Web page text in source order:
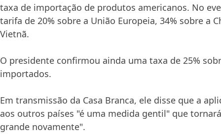
taxa de importação de produtos americanos. No
tarifa de 20% sobre a União Europeia, 34% sobre a
Vietnã.
O presidente confirmou ainda uma taxa de 25%
importados.
Em transmissão da Casa Branca, ele disse que a
aos outros países "é uma medida gentil" que
grande novamente".